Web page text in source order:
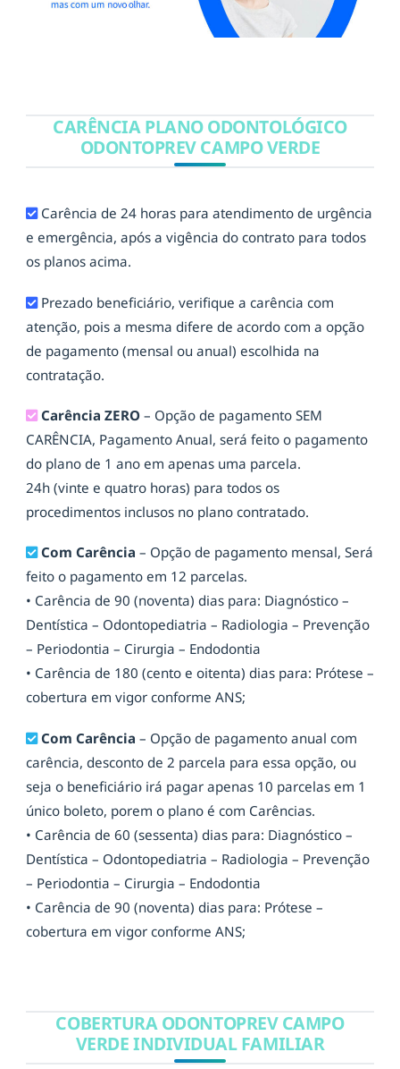
CARÊNCIA PLANO ODONTOLÓGICO
ODONTOPREV CAMPO VERDE
Carência de 24 horas para atendimento de urgência
e emergência, após a vigência do contrato para todos
os planos acima.
Prezado beneficiário, verifique a carência com
atenção, pois a mesma difere de acordo com a opção
de pagamento (mensal ou anual) escolhida na
contratação.
Carência ZERO – Opção de pagamento SEM
CARÊNCIA, Pagamento Anual, será feito o pagamento
do plano de 1 ano em apenas uma parcela.
24h (vinte e quatro horas) para todos os
procedimentos inclusos no plano contratado.
Com Carência – Opção de pagamento mensal, Será
feito o pagamento em 12 parcelas.
• Carência de 90 (noventa) dias para: Diagnóstico –
Dentística – Odontopediatria – Radiologia – Prevenção
– Periodontia – Cirurgia – Endodontia
• Carência de 180 (cento e oitenta) dias para: Prótese –
cobertura em vigor conforme ANS;
Com Carência – Opção de pagamento anual com
carência, desconto de 2 parcela para essa opção, ou
seja o beneficiário irá pagar apenas 10 parcelas em 1
único boleto, porem o plano é com Carências.
• Carência de 60 (sessenta) dias para: Diagnóstico –
Dentística – Odontopediatria – Radiologia – Prevenção
– Periodontia – Cirurgia – Endodontia
• Carência de 90 (noventa) dias para: Prótese –
cobertura em vigor conforme ANS;
COBERTURA ODONTOPREV CAMPO
VERDE INDIVIDUAL FAMILIAR